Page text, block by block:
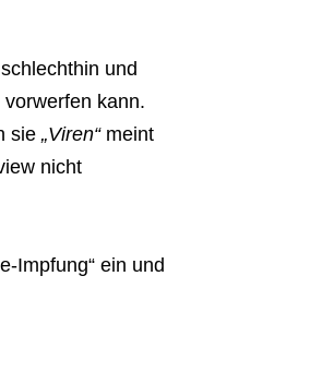
und
kann.
sie„Viren“meint
nicht
Impfung“ ein und